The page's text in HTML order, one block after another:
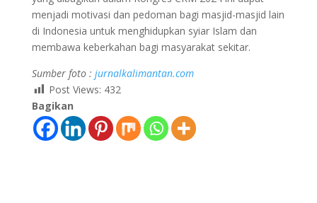
menjadi motivasi dan pedoman bagi masjid-masjid lain
di Indonesia untuk menghidupkan syiar Islam dan
membawa keberkahan bagi masyarakat sekitar.
Sumber foto : jurnalkalimantan.com
Post Views: 432
Bagikan